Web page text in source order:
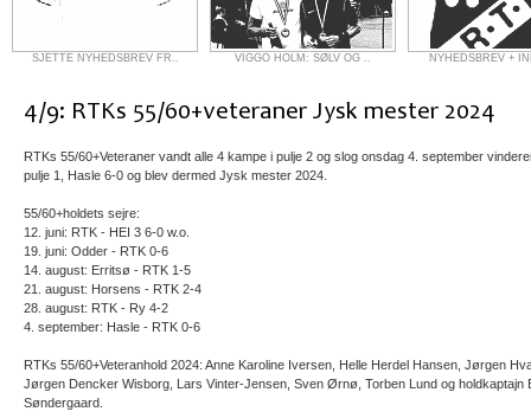
SJETTE NYHEDSBREV FR.. VIGGO HOLM: SØLV OG .. NYHEDSBREV +
RTKs 55/60+Veteraner vandt alle 4 kampe i pulje 2 og slog onsdag 4. september
pulje 1, Hasle 6-0 og blev dermed Jysk mester 2024.
55/60+holdets sejre:
12. juni: RTK - HEI 3 6-0 w.o.
19. juni: Odder - RTK 0-6
14. august: Erritsø - RTK 1-5
21. august: Horsens - RTK 2-4
28. august: RTK - Ry 4-2
4. september: Hasle - RTK 0-6
RTKs 55/60+Veteranhold 2024: Anne Karoline Iversen, Helle Herdel Hansen, Jørgen
Jørgen Dencker Wisborg, Lars Vinter-Jensen, Sven Ørnø, Torben Lund og holdkaptajn
Søndergaard.